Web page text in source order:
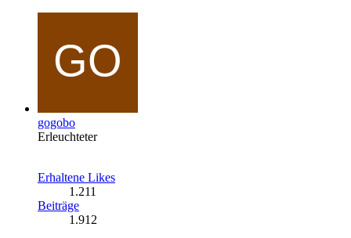
gogobo
Erleuchteter
Erhaltene Likes
1.211
Beiträge
1.912